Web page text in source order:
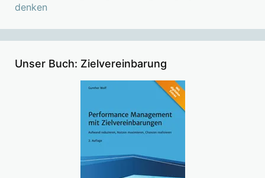
denken
Unser Buch: Zielvereinbarung